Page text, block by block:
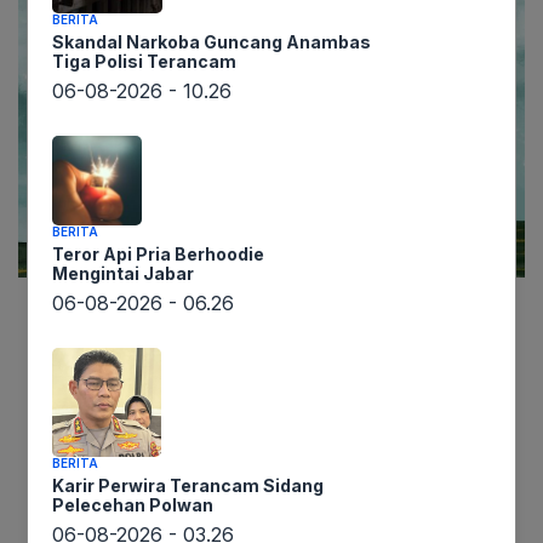
global yang terus meroket, sebuah kisah lama
kembali mencuat, bukan sekadar legenda,
melainkan fakta yang menggemparkan. Pulau
impian yang selama berabad-abad dicari oleh
para penjelajah dan pujangga dari berbagai
BERITA
Skandal Narkoba Guncang Anambas
Tiga Polisi Terancam
06-08-2026 - 10.26
BERITA
Teror Api Pria Berhoodie
Mengintai Jabar
06-08-2026 - 06.26
BERITA
Karir Perwira Terancam Sidang
Pelecehan Polwan
06-08-2026 - 03.26